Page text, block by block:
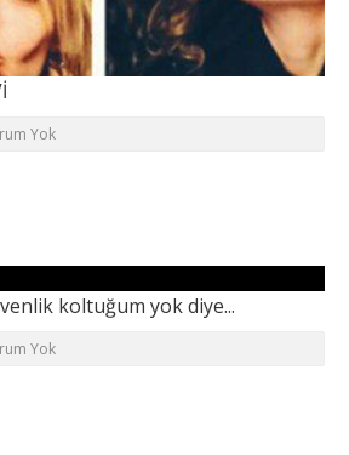
Yok
koltuğum yok diye...
Yok